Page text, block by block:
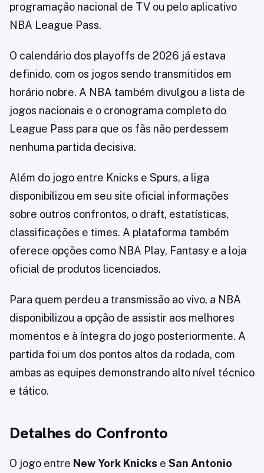
programação nacional de TV ou pelo aplicativo
NBA League Pass.
O calendário dos playoffs de 2026 já estava
definido, com os jogos sendo transmitidos em
horário nobre. A NBA também divulgou a lista de
jogos nacionais e o cronograma completo do
League Pass para que os fãs não perdessem
nenhuma partida decisiva.
Além do jogo entre Knicks e Spurs, a liga
disponibilizou em seu site oficial informações
sobre outros confrontos, o draft, estatísticas,
classificações e times. A plataforma também
oferece opções como NBA Play, Fantasy e a loja
oficial de produtos licenciados.
Para quem perdeu a transmissão ao vivo, a NBA
disponibilizou a opção de assistir aos melhores
momentos e à íntegra do jogo posteriormente. A
partida foi um dos pontos altos da rodada, com
ambas as equipes demonstrando alto nível técnico
e tático.
Detalhes do Confronto
O jogo entre New York Knicks e San Antonio